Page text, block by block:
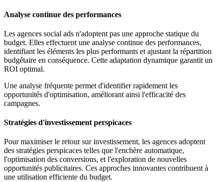
Analyse continue des performances
Les agences social ads n'adoptent pas une approche statique du
budget. Elles effectuent une analyse continue des performances,
identifiant les éléments les plus performants et ajustant la répartition
budgétaire en conséquence. Cette adaptation dynamique garantit un
ROI optimal.
Une analyse fréquente permet d'identifier rapidement les
opportunités d'optimisation, améliorant ainsi l'efficacité des
campagnes.
Stratégies d'investissement perspicaces
Pour maximiser le retour sur investissement, les agences adoptent
des stratégies perspicaces telles que l'enchère automatique,
l'optimisation des conversions, et l'exploration de nouvelles
opportunités publicitaires. Ces approches innovantes contribuent à
une utilisation efficiente du budget.